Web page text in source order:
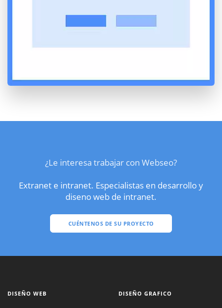
¿Le interesa trabajar con Webseo?
Extranet e intranet. Especialistas en desarrollo y
diseno web de intranet.
CUÉNTENOS DE SU PROYECTO
DISEÑO WEB DISEÑO GRAFICO